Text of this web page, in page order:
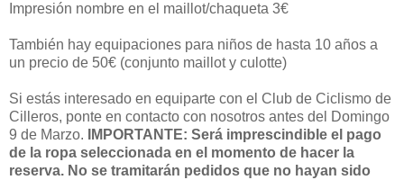
Impresión nombre en el maillot/chaqueta 3€
También hay equipaciones para niños de hasta 10 años a
un precio de 50€ (conjunto maillot y culotte)
Si estás interesado en equiparte con el Club de Ciclismo de
Cilleros, ponte en contacto con nosotros antes del Domingo
9 de Marzo.
IMPORTANTE: Será imprescindible el pago
de la ropa seleccionada en el momento de hacer la
reserva. No se tramitarán pedidos que no hayan sido